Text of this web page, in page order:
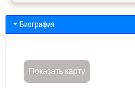
Биография
Показать карту